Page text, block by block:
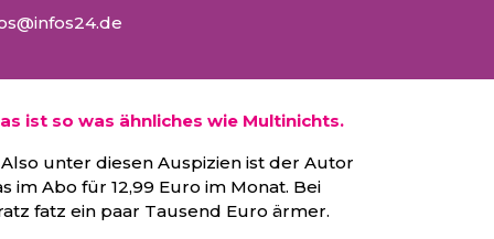
ist so was ähnliches wie Multinichts.
unter diesen Auspizien ist der Autor
im Abo für 12,99 Euro im Monat. Bei
fatz ein paar Tausend Euro ärmer.